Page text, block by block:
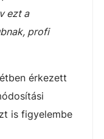
ezt a
profi
érkezett
is figyelembe